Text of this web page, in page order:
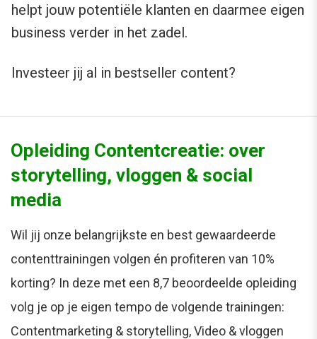
helpt jouw potentiële klanten en daarmee eigen
business verder in het zadel.
Investeer jij al in bestseller content?
Opleiding Contentcreatie: over
storytelling, vloggen & social
media
Wil jij onze belangrijkste en best gewaardeerde
contenttrainingen volgen én profiteren van 10%
korting? In deze met een 8,7 beoordeelde opleiding
volg je op je eigen tempo de volgende trainingen:
Contentmarketing & storytelling, Video & vloggen